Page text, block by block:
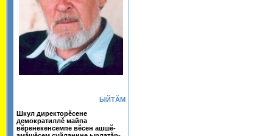
ЫЙТĂМ
Шкул директорĕсене
демократиллĕ майпа
вĕренекенсемпе вĕсен ашшĕ-